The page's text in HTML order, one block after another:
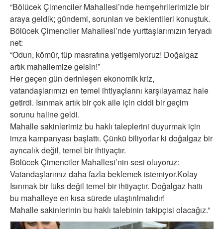
“Bölücek Çimenciler Mahallesi’nde hemşehrilerimizle bir
araya geldik; gündemi, sorunları ve beklentileri konuştuk.
Bölücek Çimenciler Mahallesi’nde yurttaşlarımızın feryadı
net:
“Odun, kömür, tüp masrafına yetişemiyoruz! Doğalgaz
artık mahallemize gelsin!”
Her geçen gün derinleşen ekonomik kriz,
vatandaşlarımızı en temel ihtiyaçlarını karşılayamaz hale
getirdi. Isınmak artık bir çok aile için ciddi bir geçim
sorunu haline geldi.
Mahalle sakinlerimiz bu haklı taleplerini duyurmak için
imza kampanyası başlattı. Çünkü biliyorlar ki doğalgaz bir
ayrıcalık değil, temel bir ihtiyaçtır.
Bölücek Çimenciler Mahallesi’nin sesi oluyoruz:
Vatandaşlarımız daha fazla beklemek istemiyor.Kolay
Isınmak bir lüks değil temel bir ihtiyaçtır. Doğalgaz hattı
bu mahalleye en kısa sürede ulaştırılmalıdır!
Mahalle sakinlerinin bu haklı talebinin takipçisi olacağız.”